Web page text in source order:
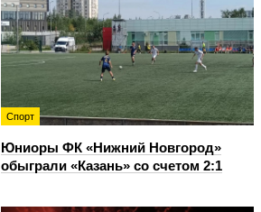
Спорт
Юниоры ФК «Нижний Новгород»
обыграли «Казань» со счетом 2:1